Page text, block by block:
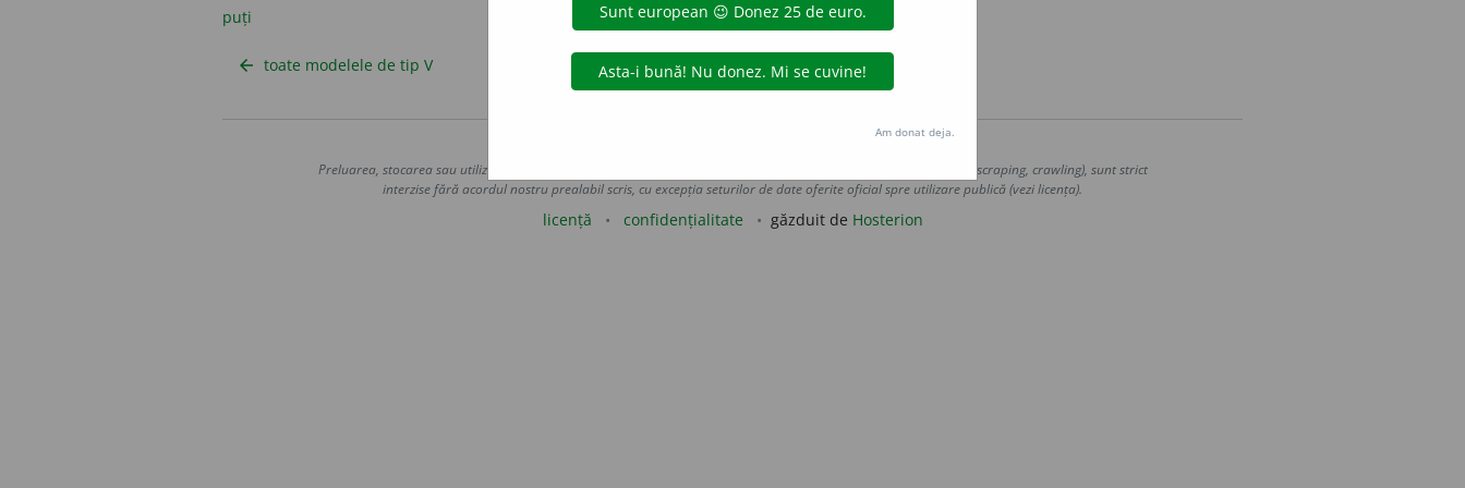
puți
arrow_back toate modelele de tip V
Preluarea, stocarea sau utilizarea datelor de pe acest site, inclusiv prin orice metode de extragere automată (web scraping, crawling), sunt strict
interzise fără acordul nostru prealabil scris, cu excepția seturilor de date oferite oficial spre utilizare publică (vezi licența).
licență confidențialitate găzduit de Hosterion
Am donat deja.